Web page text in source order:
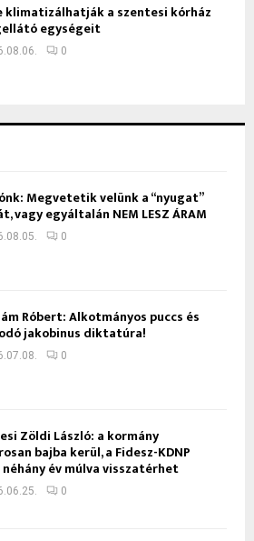
Megvetetik velünk a “nyugat”
vagy egyáltalán NEM LESZ ÁRAM
0
Róbert: Alkotmányos puccs és
jakobinus diktatúra!
0
Zöldi László: a kormány
bajba kerül, a Fidesz-KDNP
év múlva visszatérhet
0
klimatizálhatják a szentesi kórház
egységeit
0